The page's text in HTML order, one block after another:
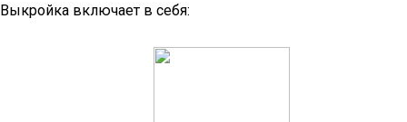
Выкройка включает в себя: